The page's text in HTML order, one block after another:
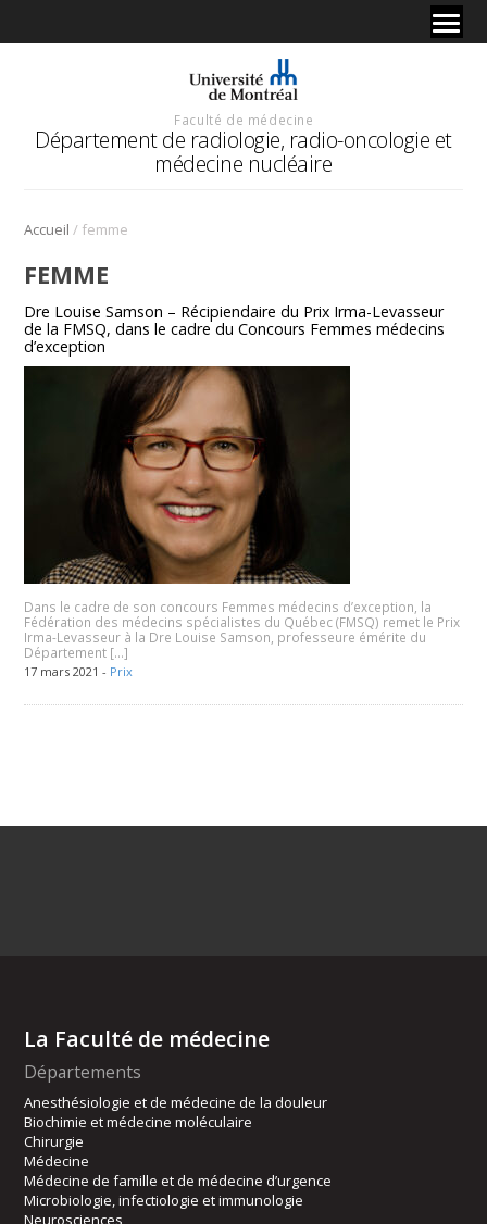
Faculté de médecine
Département de radiologie, radio-oncologie et
médecine nucléaire
Accueil / femme
FEMME
Dre Louise Samson – Récipiendaire du Prix Irma-Levasseur
de la FMSQ, dans le cadre du Concours Femmes médecins
d’exception
Dans le cadre de son concours Femmes médecins d’exception, la
Fédération des médecins spécialistes du Québec (FMSQ) remet le Prix
Irma-Levasseur à la Dre Louise Samson, professeure émérite du
Département […]
17 mars 2021 - Prix
La Faculté de médecine
Départements
Anesthésiologie et de médecine de la douleur
Biochimie et médecine moléculaire
Chirurgie
Médecine
Médecine de famille et de médecine d’urgence
Microbiologie, infectiologie et immunologie
Neurosciences